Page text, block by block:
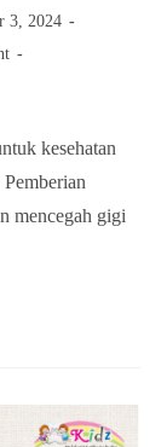
3, 2024
kesehatan
mencegah gigi